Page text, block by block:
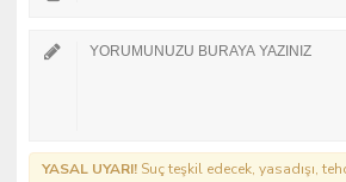
YASAL UYARI! Suç teşkil edecek, yasadışı,